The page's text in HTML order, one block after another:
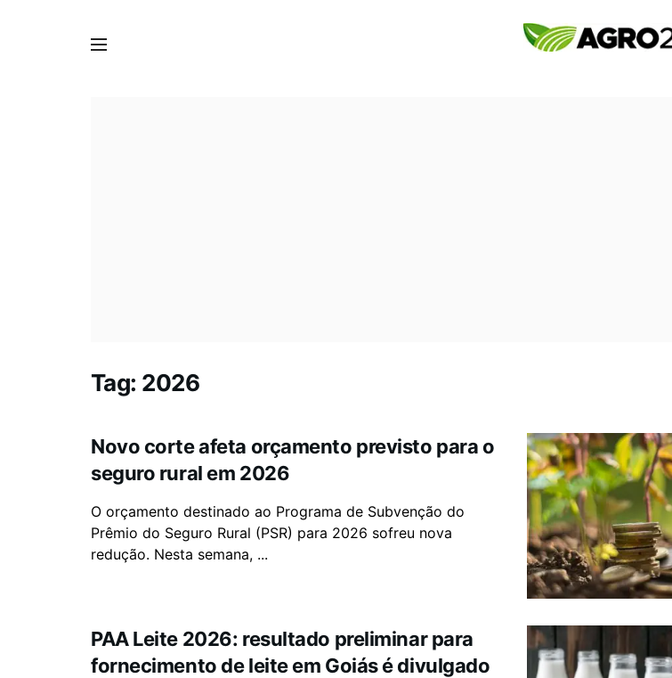
Tag: 2026
Novo corte afeta orçamento previsto para o
seguro rural em 2026
O orçamento destinado ao Programa de Subvenção do
Prêmio do Seguro Rural (PSR) para 2026 sofreu nova
redução. Nesta semana, ...
PAA Leite 2026: resultado preliminar para
fornecimento de leite em Goiás é divulgado